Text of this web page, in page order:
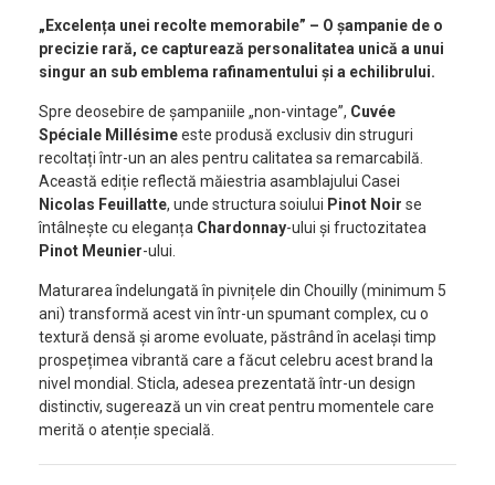
„Excelența unei recolte memorabile” – O șampanie de o
precizie rară, ce capturează personalitatea unică a unui
singur an sub emblema rafinamentului și a echilibrului.
Spre deosebire de șampaniile „non-vintage”, Cuvée
Spéciale Millésimeeste produsă exclusiv din struguri
recoltați într-un an ales pentru calitatea sa remarcabilă.
Această ediție reflectă măiestria asamblajului Casei
Nicolas Feuillatte, unde structura soiului Pinot Noir se
întâlnește cu eleganța Chardonnay-ului și fructozitatea
Pinot Meunier-ului.
Maturarea îndelungată în pivnițele din Chouilly (minimum 5
ani) transformă acest vin într-un spumant complex, cu o
textură densă și arome evoluate, păstrând în același timp
prospețimea vibrantă care a făcut celebru acest brand la
nivel mondial. Sticla, adesea prezentată într-un design
distinctiv, sugerează un vin creat pentru momentele care
merită o atenție specială.